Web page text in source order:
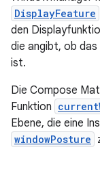
DisplayFeature
den
die angibt, ob
ist.
Die Compose
Funktion
Ebene, die eine
windowPosture